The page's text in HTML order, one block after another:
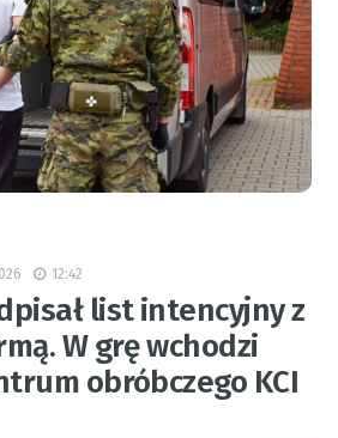
12:42
list intencyjny z
W grę wchodzi
obróbczego KCI